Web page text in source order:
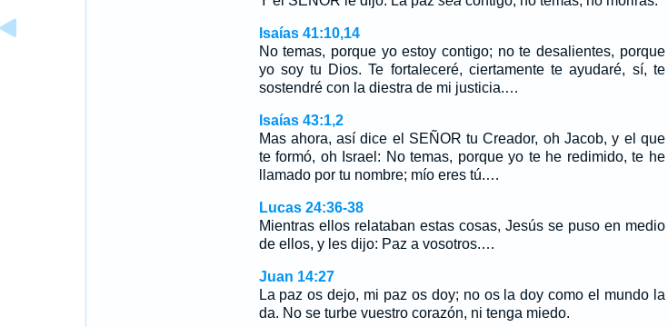
Isaías 41:10,14
No temas, porque yo estoy contigo; no te desalientes, porque
yo soy tu Dios. Te fortaleceré, ciertamente te ayudaré, sí, te
sostendré con la diestra de mi justicia.…
Isaías 43:1,2
Mas ahora, así dice el SEÑOR tu Creador, oh Jacob, y el que
te formó, oh Israel: No temas, porque yo te he redimido, te he
llamado por tu nombre; mío eres tú.…
Lucas 24:36-38
Mientras ellos relataban estas cosas, Jesús se puso en medio
de ellos, y les dijo: Paz a vosotros.…
Juan 14:27
La paz os dejo, mi paz os doy; no os la doy como el mundo la
da. No se turbe vuestro corazón, ni tenga miedo.